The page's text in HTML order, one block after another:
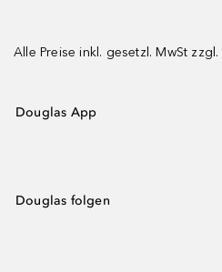
Alle Preise inkl. gesetzl. MwSt zzgl.
Douglas App
Douglas folgen